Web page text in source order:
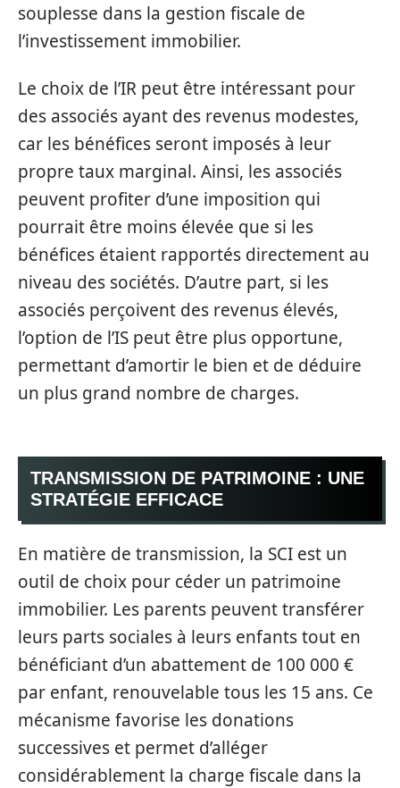
souplesse dans la gestion fiscale de
l’investissement immobilier.
Le choix de l’IR peut être intéressant pour
des associés ayant des revenus modestes,
car les bénéfices seront imposés à leur
propre taux marginal. Ainsi, les associés
peuvent profiter d’une imposition qui
pourrait être moins élevée que si les
bénéfices étaient rapportés directement au
niveau des sociétés. D’autre part, si les
associés perçoivent des revenus élevés,
l’option de l’IS peut être plus opportune,
permettant d’amortir le bien et de déduire
un plus grand nombre de charges.
TRANSMISSION DE PATRIMOINE : UNE
STRATÉGIE EFFICACE
En matière de transmission, la SCI est un
outil de choix pour céder un patrimoine
immobilier. Les parents peuvent transférer
leurs parts sociales à leurs enfants tout en
bénéficiant d’un abattement de 100 000 €
par enfant, renouvelable tous les 15 ans. Ce
mécanisme favorise les donations
successives et permet d’alléger
considérablement la charge fiscale dans la